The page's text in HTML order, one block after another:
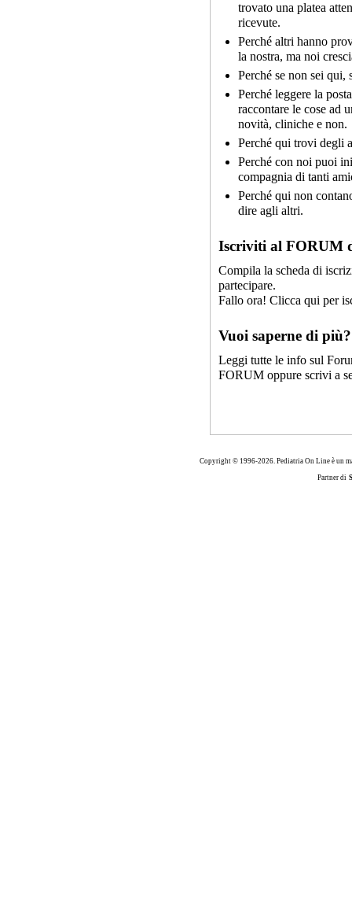
trovato una platea
ricevute.
Perché altri hanno
la nostra, ma noi
Perché se non sei qui,
Perché leggere la
raccontare le cose ad
novità, cliniche e non.
Perché qui trovi degli
Perché con noi puoi
compagnia di tanti
Perché qui non
dire agli altri.
Iscriviti al FORUM
Compila la scheda di
partecipare.
Fallo ora! Clicca qui per
Vuoi saperne di più?
Leggi tutte le info sul
FORUM oppure scrivi a
Copyright © 1996-2026. Pediatria On Line è un
Partner di